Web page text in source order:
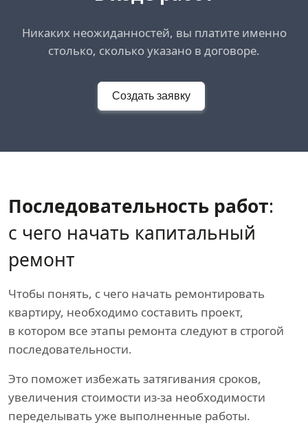
Никаких неожиданностей, вы платите именно
столько, сколько указано в договоре.
Создать заявку
Последовательность работ:
с чего начать капитальный
ремонт
Чтобы понять, с чего начать ремонтировать
квартиру, необходимо составить проект,
в котором все этапы ремонта следуют в строгой
последовательности.
Это поможет избежать затягивания сроков,
увеличения стоимости из-за необходимости
переделывать уже выполненные работы.